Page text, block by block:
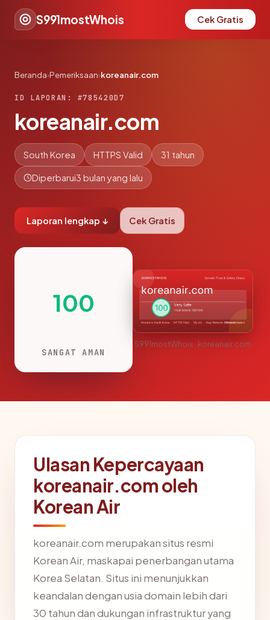
S991mostWhois Cek Gratis
Beranda›Pemeriksaan›koreanair.com
ID LAPORAN: #785420D7
koreanair.com
South Korea HTTPS Valid 31 tahun
Diperbarui3 bulan yang lalu
Laporan lengkap ↓ Cek Gratis
100
SANGAT AMAN
S991mostWhois · koreanair.com
Ulasan Kepercayaan
koreanair.com oleh
Korean Air
koreanair.com merupakan situs resmi
Korean Air, maskapai penerbangan utama
Korea Selatan. Situs ini menunjukkan
keandalan dengan usia domain lebih dari
30 tahun dan dukungan infrastruktur yang